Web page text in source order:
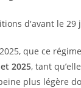
que ce
2025, tant
plus légère